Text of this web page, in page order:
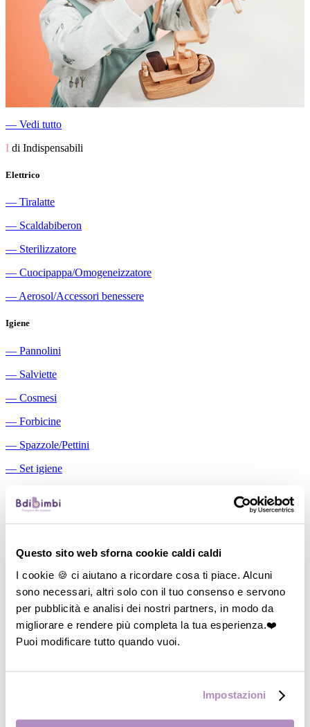
Questo sito web sforna cookie caldi caldi
I cookie 🍪 ci aiutano a ricordare cosa ti piace. Alcuni
sono necessari, altri solo con il tuo consenso e servono
per pubblicità e analisi dei nostri partners, in modo da
migliorare e rendere più completa la tua esperienza.❤️
Puoi modificare tutto quando vuoi.
Impostazioni
― Vedi tutto
I di Indispensabili
Elettrico
― Tiralatte
― Scaldabiberon
― Sterilizzatore
― Cuocipappa/Omogeneizzatore
― Aerosol/Accessori benessere
Igiene
― Pannolini
― Salviette
― Cosmesi
― Forbicine
― Spazzole/Pettini
― Set igiene
Aspiratori nasali manuali
―
Cuscini allattamento
―Biberon
―
Tettarelle
―Succhietti